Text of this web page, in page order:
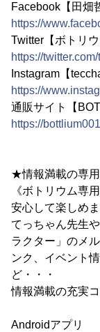
Facebook【田畑
https://
Twitter【ボトリ
https://
Instagram【
https://
通販サイト【
https://
★情報満載の専用
《ボトリウム専
安心して楽しめま
てっちゃん先生
ラクター」のメ
ンク、イベント
ど・・・
情報満載の充実
Androidアプリ